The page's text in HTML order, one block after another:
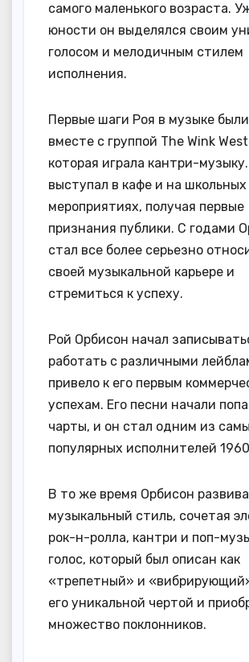
самого маленького возраста.
юности он выделялся своим
голосом и мелодичным стилем
исполнения.
Первые шаги Роя в музыке
вместе с группой The Wink
которая играла кантри-
выступал в кафе и на школьных
мероприятиях, получая первые
признания публики. С годами
стал все более серьезно
своей музыкальной карьере и
стремиться к успеху.
Рой Орбисон начал
работать с различными
привело к его первым
успехам. Его песни начали
чарты, и он стал одним из
популярных исполнителей
В то же время Орбисон
музыкальный стиль, сочетая
рок-н-ролла, кантри и поп-
голос, который был описан как
«трепетный» и
его уникальной чертой и
множество поклонников.